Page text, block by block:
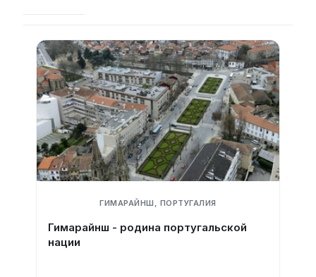
ГИМАРАЙНШ, ПОРТУГАЛИЯ
Гимарайнш - родина португальской
нации